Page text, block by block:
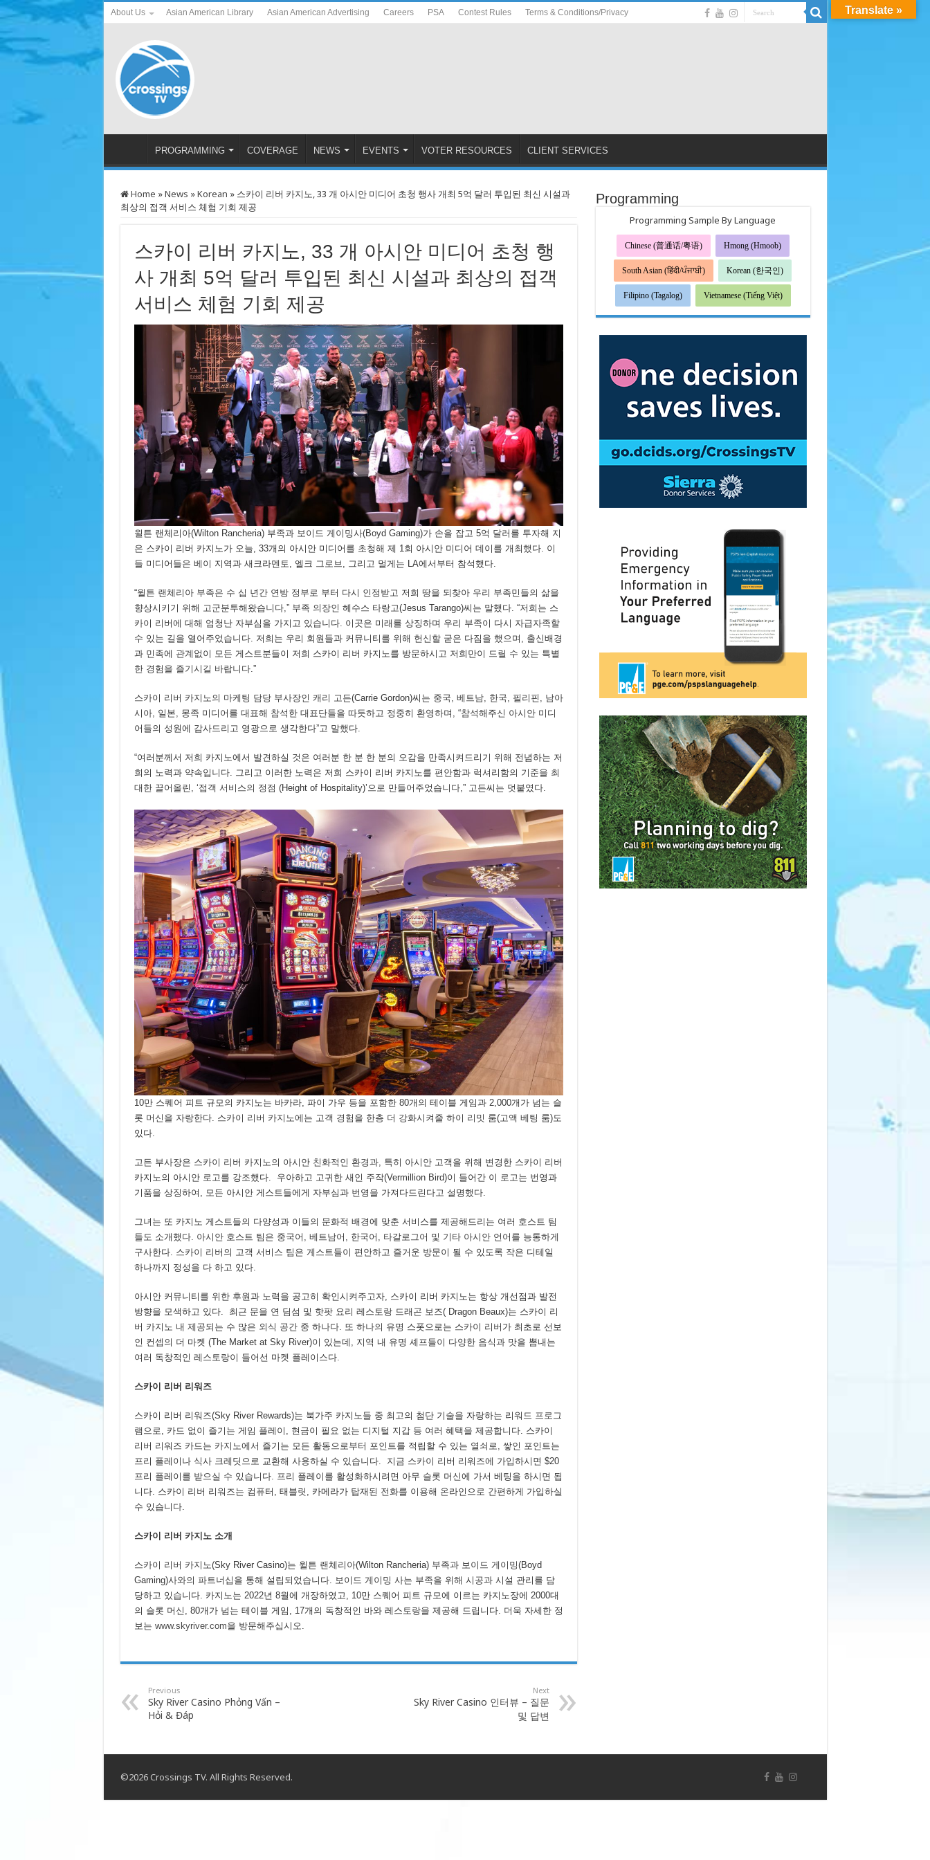
About Us Asian American Library Asian American Advertising Careers PSA Contest Rules Terms & Conditions/Privacy
PROGRAMMING COVERAGE NEWS EVENTS VOTER RESOURCES CLIENT SERVICES
Home »News »Korean » 스카이 리버 카지노, 33 개 아시안 미디어 초청 행사 개최 5억 달러 투입된 최신 시설과
최상의 접객 서비스 체험 기회 제공
스카이 리버 카지노, 33 개 아시안 미디어 초청 행
사 개최 5억 달러 투입된 최신 시설과 최상의 접객
서비스 체험 기회 제공
윌튼 랜체리아(Wilton Rancheria) 부족과 보이드 게이밍사(Boyd Gaming)가 손을 잡고 5억 달러를 투자해 지
은 스카이 리버 카지노가 오늘, 33개의 아시안 미디어를 초청해 제 1회 아시안 미디어 데이를 개최했다. 이
들 미디어들은 베이 지역과 새크라멘토, 엘크 그로브, 그리고 멀게는 LA에서부터 참석했다.
“윌튼 랜체리아 부족은 수 십 년간 연방 정부로 부터 다시 인정받고 저희 땅을 되찾아 우리 부족민들의 삶을
향상시키기 위해 고군분투해왔습니다,” 부족 의장인 헤수스 타랑고(Jesus Tarango)씨는 말했다. “저희는 스
카이 리버에 대해 엄청난 자부심을 가지고 있습니다. 이곳은 미래를 상징하며 우리 부족이 다시 자급자족할
수 있는 길을 열어주었습니다. 저희는 우리 회원들과 커뮤니티를 위해 헌신할 굳은 다짐을 했으며, 출신배경
과 민족에 관계없이 모든 게스트분들이 저희 스카이 리버 카지노를 방문하시고 저희만이 드릴 수 있는 특별
한 경험을 즐기시길 바랍니다.”
스카이 리버 카지노의 마케팅 담당 부사장인 캐리 고든(Carrie Gordon)씨는 중국, 베트남, 한국, 필리핀, 남아
시아, 일본, 몽족 미디어를 대표해 참석한 대표단들을 따듯하고 정중히 환영하며, “참석해주신 아시안 미디
어들의 성원에 감사드리고 영광으로 생각한다”고 말했다.
“여러분께서 저희 카지노에서 발견하실 것은 여러분 한 분 한 분의 오감을 만족시켜드리기 위해 전념하는 저
희의 노력과 약속입니다. 그리고 이러한 노력은 저희 스카이 리버 카지노를 편안함과 럭셔리함의 기준을 최
대한 끌어올린, ‘접객 서비스의 정점 (Height of Hospitality)’으로 만들어주었습니다,” 고든씨는 덧붙였다.
10만 스퀘어 피트 규모의 카지노는 바카라, 파이 가우 등을 포함한 80개의 테이블 게임과 2,000개가 넘는 슬
롯 머신을 자랑한다. 스카이 리버 카지노에는 고객 경험을 한층 더 강화시켜줄 하이 리밋 룸(고액 베팅 룸)도
있다.
고든 부사장은 스카이 리버 카지노의 아시안 친화적인 환경과, 특히 아시안 고객을 위해 변경한 스카이 리버
카지노의 아시안 로고를 강조했다. 우아하고 고귀한 새인 주작(Vermillion Bird)이 들어간 이 로고는 번영과
기품을 상징하여, 모든 아시안 게스트들에게 자부심과 번영을 가져다드린다고 설명했다.
그녀는 또 카지노 게스트들의 다양성과 이들의 문화적 배경에 맞춘 서비스를 제공해드리는 여러 호스트 팀
들도 소개했다. 아시안 호스트 팀은 중국어, 베트남어, 한국어, 타갈로그어 및 기타 아시안 언어를 능통하게
구사한다. 스카이 리버의 고객 서비스 팀은 게스트들이 편안하고 즐거운 방문이 될 수 있도록 작은 디테일
하나까지 정성을 다 하고 있다.
아시안 커뮤니티를 위한 후원과 노력을 공고히 확인시켜주고자, 스카이 리버 카지노는 항상 개선점과 발전
방향을 모색하고 있다. 최근 문을 연 딤섬 및 핫팟 요리 레스토랑 드래곤 보즈( Dragon Beaux)는 스카이 리
버 카지노 내 제공되는 수 많은 외식 공간 중 하나다. 또 하나의 유명 스폿으로는 스카이 리버가 최초로 선보
인 컨셉의 더 마켓 (The Market at Sky River)이 있는데, 지역 내 유명 셰프들이 다양한 음식과 맛을 뽐내는
여러 독창적인 레스토랑이 들어선 마켓 플레이스다.
스카이 리버 리워즈
스카이 리버 리워즈(Sky River Rewards)는 북가주 카지노들 중 최고의 첨단 기술을 자랑하는 리워드 프로그
램으로, 카드 없이 즐기는 게임 플레이, 현금이 필요 없는 디지털 지갑 등 여러 혜택을 제공합니다. 스카이
리버 리워즈 카드는 카지노에서 즐기는 모든 활동으로부터 포인트를 적립할 수 있는 열쇠로, 쌓인 포인트는
프리 플레이나 식사 크레딧으로 교환해 사용하실 수 있습니다. 지금 스카이 리버 리워즈에 가입하시면 $20
프리 플레이를 받으실 수 있습니다. 프리 플레이를 활성화하시려면 아무 슬롯 머신에 가서 베팅을 하시면 됩
니다. 스카이 리버 리워즈는 컴퓨터, 태블릿, 카메라가 탑재된 전화를 이용해 온라인으로 간편하게 가입하실
수 있습니다.
스카이 리버 카지노 소개
스카이 리버 카지노(Sky River Casino)는 윌튼 랜체리아(Wilton Rancheria) 부족과 보이드 게이밍(Boyd
Gaming)사와의 파트너십을 통해 설립되었습니다. 보이드 게이밍 사는 부족을 위해 시공과 시설 관리를 담
당하고 있습니다. 카지노는 2022년 8월에 개장하였고, 10만 스퀘어 피트 규모에 이르는 카지노장에 2000대
의 슬롯 머신, 80개가 넘는 테이블 게임, 17개의 독창적인 바와 레스토랑을 제공해 드립니다. 더욱 자세한 정
보는 www.skyriver.com을 방문해주십시오.
Previous
Sky River Casino Phỏng Vấn –
Hỏi & Đáp
Next
Sky River Casino 인터뷰 – 질문
및 답변
Programming
Programming Sample By Language
Chinese (普通话/粤语) Hmong (Hmoob)
South Asian (हिंदी/ਪੰਜਾਬੀ) Korean (한국인)
Filipino (Tagalog) Vietnamese (Tiếng Việt)
©2026 Crossings TV. All Rights Reserved.
Translate »